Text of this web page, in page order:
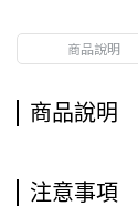
商品說明
商品說明
注意事項